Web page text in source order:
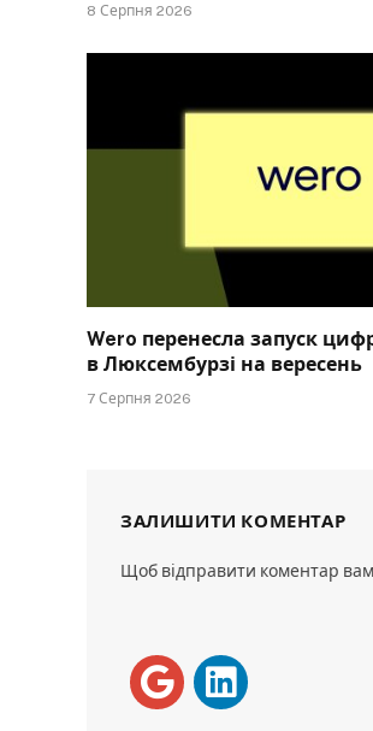
8 Серпня 2026
Wero перенесла запуск
в Люксембурзі на вересень
7 Серпня 2026
ЗАЛИШИТИ КОМЕНТАР
Щоб відправити коментар